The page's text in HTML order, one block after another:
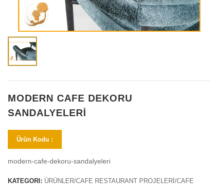
MODERN CAFE DEKORU
SANDALYELERI
Ürün Kodu :
modern-cafe-dekoru-sandalyeleri
KATEGORI: ÜRÜNLER/CAFE RESTAURANT PROJELERİ/CAFE